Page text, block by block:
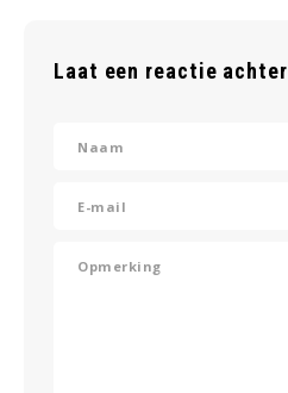
Laat een reactie achter